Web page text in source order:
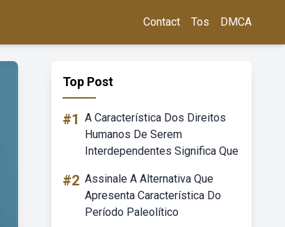
Contact Tos DMCA
Top Post
#1 A Característica Dos Direitos
Humanos De Serem
Interdependentes Significa Que
#2 Assinale A Alternativa Que
Apresenta Característica Do
Período Paleolítico